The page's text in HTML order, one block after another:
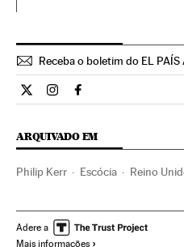
Receba o boletim do EL PAÍS
Cultura El País Brasil en
Cultura El País Brasil en
Cultura El País
ARQUIVADO EM
Philip Kerr Escócia Reino
Literatura europeia Romance
Adere a
Mais informações